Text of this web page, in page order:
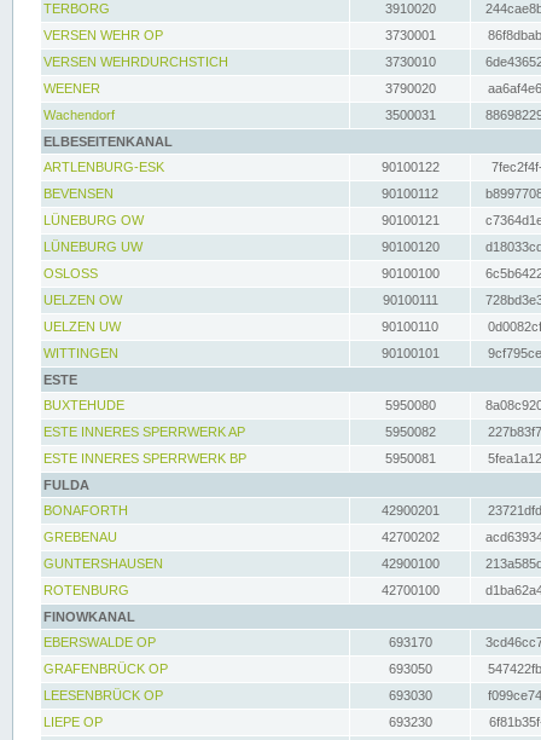
TERBORG
3910020
VERSEN WEHR OP
3730001
VERSEN WEHRDURCHSTICH
3730010
WEENER
3790020
Wachendorf
3500031
ELBESEITENKANAL
ARTLENBURG-ESK
90100122
BEVENSEN
90100112
LÜNEBURG OW
90100121
LÜNEBURG UW
90100120
OSLOSS
90100100
UELZEN OW
90100111
UELZEN UW
90100110
WITTINGEN
90100101
ESTE
BUXTEHUDE
5950080
ESTE INNERES SPERRWERK AP
5950082
ESTE INNERES SPERRWERK BP
5950081
FULDA
BONAFORTH
42900201
GREBENAU
42700202
GUNTERSHAUSEN
42900100
ROTENBURG
42700100
FINOWKANAL
EBERSWALDE OP
693170
GRAFENBRÜCK OP
693050
LEESENBRÜCK OP
693030
LIEPE OP
693230